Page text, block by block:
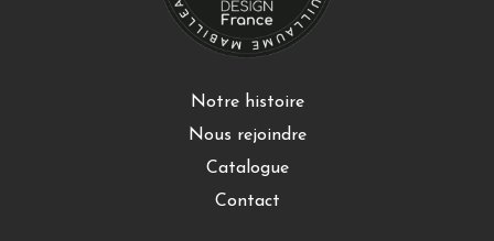
Notre histoire
Nous rejoindre
Catalogue
Contact